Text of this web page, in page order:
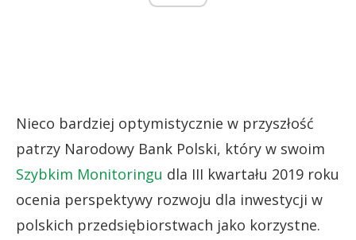
Nieco bardziej optymistycznie w przyszłość
patrzy Narodowy Bank Polski, który w swoim
Szybkim Monitoringu dla III kwartału 2019 roku
ocenia perspektywy rozwoju dla inwestycji w
polskich przedsiębiorstwach jako korzystne.